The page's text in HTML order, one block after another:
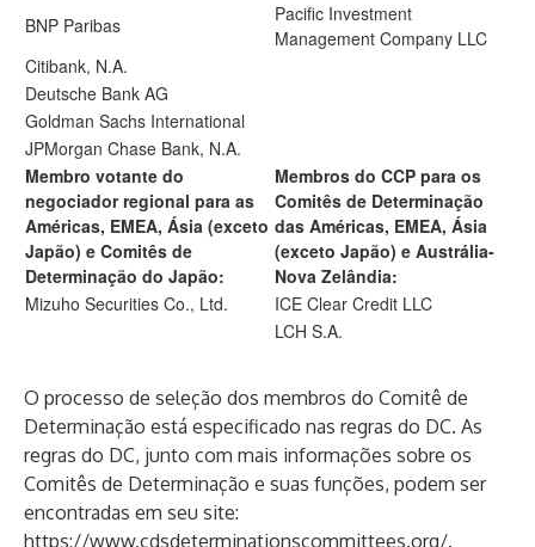
BNP Paribas
Pacific Investment
Management Company LLC
Citibank, N.A.
Deutsche Bank AG
Goldman Sachs International
JPMorgan Chase Bank, N.A.
Membro votante do
negociador regional para as
Américas, EMEA, Ásia (exceto
Japão) e Comitês de
Determinação do Japão:
Membros do CCP para os
Comitês de Determinação
das Américas, EMEA, Ásia
(exceto Japão) e Austrália-
Nova Zelândia:
Mizuho Securities Co., Ltd.
ICE Clear Credit LLC
LCH S.A.
O processo de seleção dos membros do Comitê de
Determinação está especificado nas regras do DC. As
regras do DC, junto com mais informações sobre os
Comitês de Determinação e suas funções, podem ser
encontradas em seu site:
https://www.cdsdeterminationscommittees.org/.